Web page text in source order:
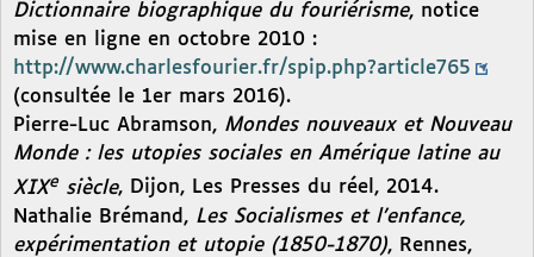
Dictionnaire biographique du fouriérisme, notice
mise en ligne en octobre 2010 :
http://www.charlesfourier.fr/spip.php?article765
(consultée le 1er mars 2016).
Pierre-Luc Abramson, Mondes nouveaux et Nouveau
Monde : les utopies sociales en Amérique latine au
XIXe siècle, Dijon, Les Presses du réel, 2014.
Nathalie Brémand, Les Socialismes et l’enfance,
expérimentation et utopie (1850-1870), Rennes,